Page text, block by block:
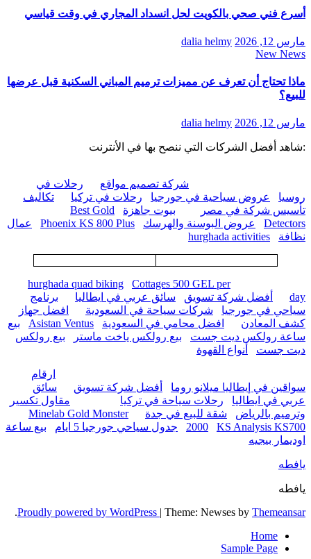
أسرع فني صحي بالكويت لحل انسداد المجاري في وقت قياسي
مارس 12, 2026
dalia helmy
New News
ماذا تحتاج أن تعرف عن مميزات ترميم المباني السكنية قبل عرضها
للبيع؟
مارس 12, 2026 dalia helmy
:شاهد أفضل الشركات التي ننصح بها في الأنترنت
شركة تصميم مواقع
رحلات في
روسيا
عروض سياحية في جورجيا رحلات في تركيا
تكاليف
تأسيس شركة في مصر
بيوت جاهزة
Best Gold
Detectors
عروض البوسنة والهرسك Phoenix KS 800 Plus
عمال
نظافة
hurghada activities
hurghada quad biking
Cottages 500 GEL per
day
أفضل شركة تسويق سائق عربي في ايطاليا
برنامج
سياحي في جورجيا
شركات سياحة في السعودية
افضل جهاز
كشف المعادن
افضل محامي في السعودية Asistan Ventus
بيع
ساعة رولكس ديت جست
بيع رولكس ياخت ماستر
بيع رولكس
ديت جست
أنواع القهوة
ارقام
سواقين في إيطاليا ميلانو روما
أفضل شركة تسويق
سائق
عربي في ايطاليا
رحلات سياحة في تركيا
مقاول تكسير
وترميم بالرياض
شقة للبيع في جدة
Minelab Gold Monster
2000
KS Analysis KS700 جدول سياحي جورجيا 5 ايام
بيع ساعة
اوديمار بيجيه
يافطه
يافطه
Proudly powered by WordPress
Theme: Newses by Themeansar
.
Home
Sample Page